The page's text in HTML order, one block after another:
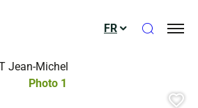
FR Ouvrir
Jean-Michel
Photo 1, © Droits gérés